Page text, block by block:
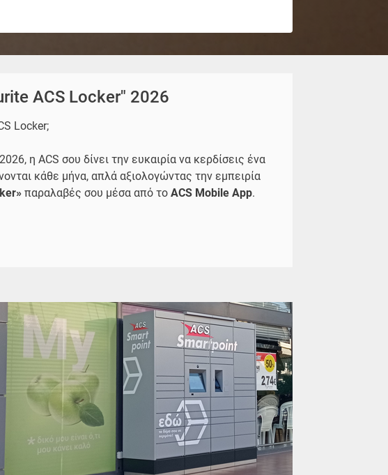
ACS Locker" 2026
Locker;
η ACS σου δίνει την ευκαιρία να κερδίσεις ένα
κάθε μήνα, απλά αξιολογώντας την εμπειρία
παραλαβές σου μέσα από το ACS Mobile App.